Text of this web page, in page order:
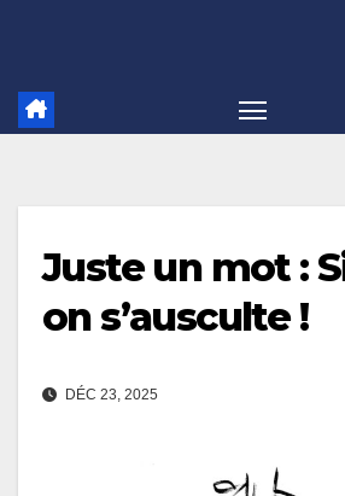
Juste un mot :
on s’ausculte !
DÉC 23, 2025